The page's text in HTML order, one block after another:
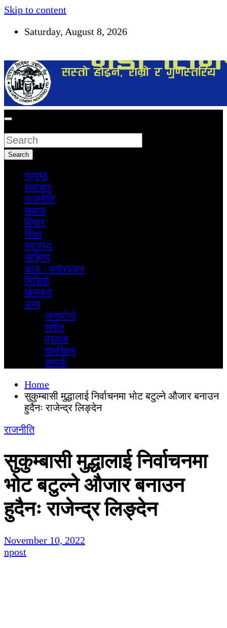
Skip to content
Saturday, August 8, 2026
सूचना तपाईंकाे अधिकार
Search
गृहपृष्ठ
समाचार
राजनीति
समाज
विचार
शिक्षा
स्वास्थ्य
साहित्य
कला / मनोरञ्जन
भिडियाे
खेलकुद
अन्य
अन्तर्वार्ता
स‌ंगीत
प्रवास
चलचित्र
सम्पर्क
Home
सुकुम्बासी मुद्धालाई निर्वाचनमा भोट बटुल्ने औजार बनाउन
हुदैनः राजेन्द्र लिङ्देन
राजनीति
सुकुम्बासी मुद्धालाई निर्वाचनमा
भोट बटुल्ने औजार बनाउन
हुदैनः राजेन्द्र लिङ्देन
November 10, 2022
npost